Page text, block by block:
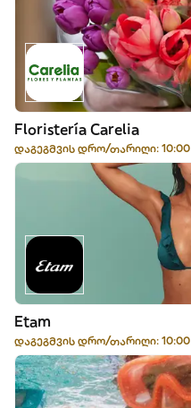
Floristería Carelia
დაგეგმვის დრო/თარიღი: 10:00
Etam
დაგეგმვის დრო/თარიღი: 10:00